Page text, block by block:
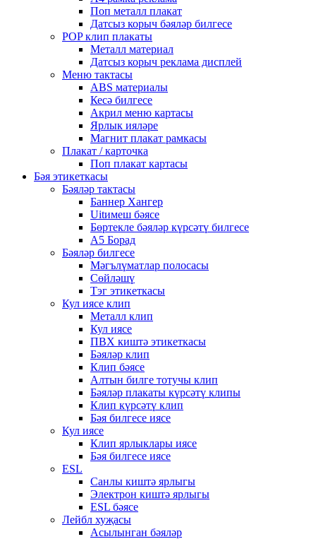
Поп металл плакат
Датсыз корыч бәяләр билгесе
POP клип плакаты
Металл материал
Датсыз корыч реклама дисплей
Меню тактасы
ABS материалы
Кесә билгесе
Акрил меню картасы
Ярлык ияләре
Магнит плакат рамкасы
Плакат / карточка
Поп плакат картасы
Бәя этикеткасы
Бәяләр тактасы
Баннер Хангер
Uitимеш бәясе
Бөртекле бәяләр күрсәтү билгесе
A5 Борад
Бәяләр билгесе
Мәгълүматлар полосасы
Сөйләшү
Тэг этикеткасы
Кул иясе клип
Металл клип
Кул иясе
ПВХ киштә этикеткасы
Бәяләр клип
Клип бәясе
Алтын билге тотучы клип
Бәяләр плакаты күрсәтү клипы
Клип күрсәтү клип
Бәя билгесе иясе
Кул иясе
Клип ярлыклары иясе
Бәя билгесе иясе
ESL
Санлы киштә ярлыгы
Электрон киштә ярлыгы
ESL бәясе
Лейбл хуҗасы
Асылынган бәяләр